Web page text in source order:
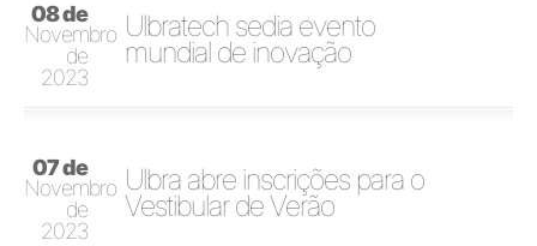
08 de
Novembro
de
2023
Ulbratech sedia evento
mundial de inovação
07 de
Novembro
de
2023
Ulbra abre inscrições para o
Vestibular de Verão